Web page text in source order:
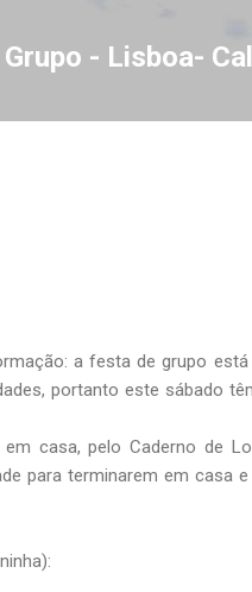
- Lisboa-
a festa de grupo
portanto este sábado
casa, pelo Caderno de
para terminarem em casa